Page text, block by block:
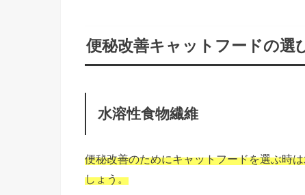
便秘改善キャットフードの選
水溶性食物繊維
便秘改善のためにキャットフードを選ぶ時
しょう。